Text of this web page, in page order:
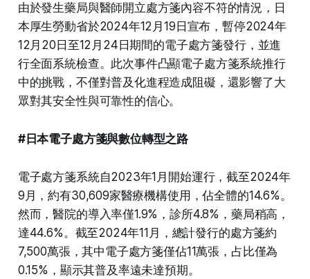
由於發生藥局與醫師開立處方箋內容不符的情況，日
本厚生勞動省於2024年12月19日宣布，暫停2024年
12月20日至12月24日期間的電子處方箋發行，並進
行全面系統檢查。此次事件凸顯電子處方箋系統推行
中的挑戰，不僅對普及化進程造成阻礙，還影響了大
眾對其安全性與可靠性的信心。
#日本電子處方箋與數位轉型之路
電子處方箋系統自2023年1月開始運行，截至2024年
9月，約有30,609家醫療機構使用，佔全體的14.6%。
然而，醫院的導入率僅1.9%，診所4.8%，藥局稍高，
達44.6%。截至2024年11月，總計發行的處方箋約
7,500萬張，其中電子處方箋僅佔11萬張，占比僅為
0.15%，顯示其普及率遠未達預期。